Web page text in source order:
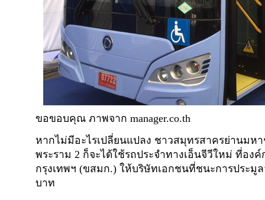
ขอขอบคุณ ภาพจาก manager.co.th
หากไม่มีอะไรเปลี่ยนแปลง ชาวสมุทรสาครย่านมห
พระราม 2 ก็จะได้ใช้รถประจำทางเอ็นจีวีใหม่ ที่อง
กรุงเทพฯ (ขสมก.) ให้บริษัทเอกชนที่ชนะการประมู
บาท